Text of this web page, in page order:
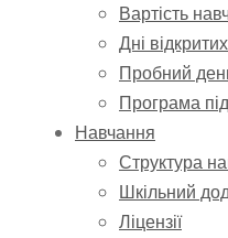
Вартість
Дні
Пробний
Програма
Навчання
Структура
Шкільний
Ліцензії